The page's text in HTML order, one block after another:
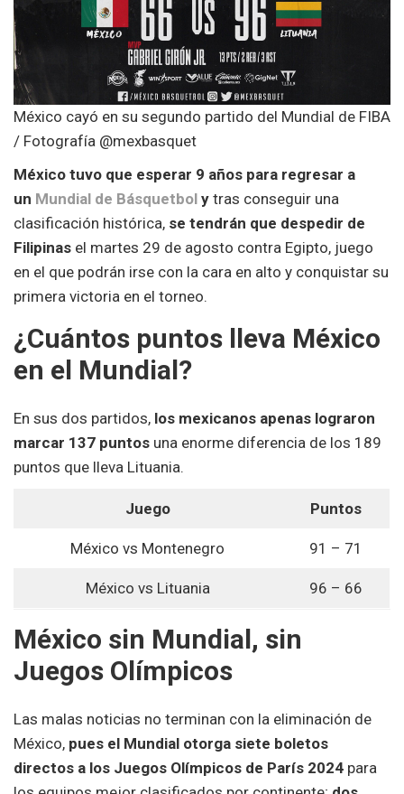
México cayó en su segundo partido del Mundial de FIBA
/ Fotografía @mexbasquet
México tuvo que esperar 9 años para regresar a
un Mundial de Básquetbol y tras conseguir una
clasificación histórica, se tendrán que despedir de
Filipinas el martes 29 de agosto contra Egipto, juego
en el que podrán irse con la cara en alto y conquistar su
primera victoria en el torneo.
¿Cuántos puntos lleva México
en el Mundial?
En sus dos partidos, los mexicanos apenas lograron
marcar 137 puntos una enorme diferencia de los 189
puntos que lleva Lituania.
Juego Puntos
México vs Montenegro 91 – 71
México vs Lituania 96 – 66
México sin Mundial, sin
Juegos Olímpicos
Las malas noticias no terminan con la eliminación de
México, pues el Mundial otorga siete boletos
directos a los Juegos Olímpicos de París 2024 para